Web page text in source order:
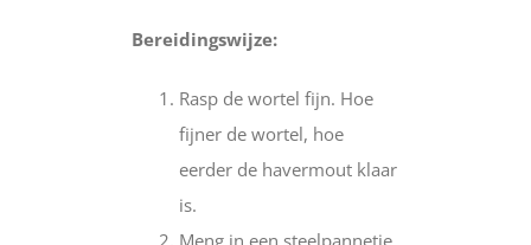
Bereidingswijze:
Rasp de wortel fijn. Hoe
fijner de wortel, hoe
eerder de havermout klaar
is.